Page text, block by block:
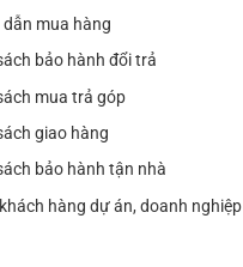
mua hàng
bảo hành đổi trả
mua trả góp
giao hàng
bảo hành tận nhà
hàng dự án, doanh nghiệp